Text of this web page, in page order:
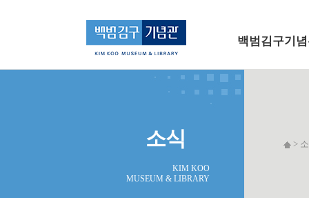
백범김구기
소식
KIM KOO
MUSEUM & LIBRARY
>